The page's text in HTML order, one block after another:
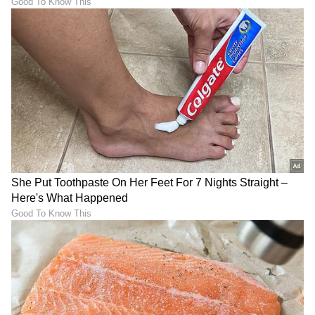
DOWNLOAD APP
RECOMMENDED STORIES